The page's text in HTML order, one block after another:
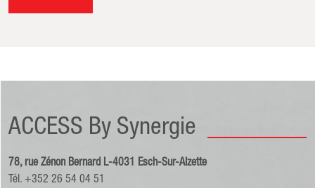
ACCESS By Synergie
78, rue Zénon Bernard L-4031 Esch-Sur-Alzette
Tél. +352 26 54 04 51